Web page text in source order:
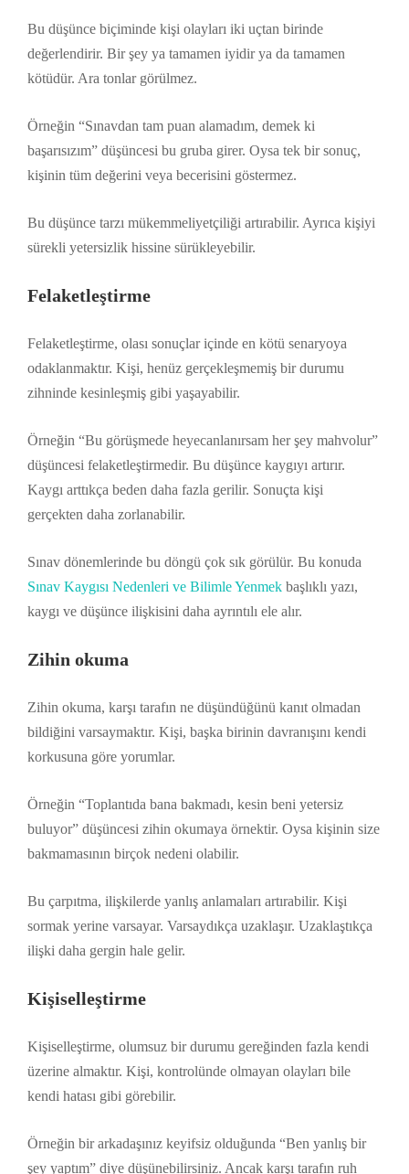
Bu düşünce biçiminde kişi olayları iki uçtan birinde
değerlendirir. Bir şey ya tamamen iyidir ya da tamamen
kötüdür. Ara tonlar görülmez.
Örneğin “Sınavdan tam puan alamadım, demek ki
başarısızım” düşüncesi bu gruba girer. Oysa tek bir sonuç,
kişinin tüm değerini veya becerisini göstermez.
Bu düşünce tarzı mükemmeliyetçiliği artırabilir. Ayrıca kişiyi
sürekli yetersizlik hissine sürükleyebilir.
Felaketleştirme
Felaketleştirme, olası sonuçlar içinde en kötü senaryoya
odaklanmaktır. Kişi, henüz gerçekleşmemiş bir durumu
zihninde kesinleşmiş gibi yaşayabilir.
Örneğin “Bu görüşmede heyecanlanırsam her şey mahvolur”
düşüncesi felaketleştirmedir. Bu düşünce kaygıyı artırır.
Kaygı arttıkça beden daha fazla gerilir. Sonuçta kişi
gerçekten daha zorlanabilir.
Sınav dönemlerinde bu döngü çok sık görülür. Bu konuda
Sınav Kaygısı Nedenleri ve Bilimle Yenmek başlıklı yazı,
kaygı ve düşünce ilişkisini daha ayrıntılı ele alır.
Zihin okuma
Zihin okuma, karşı tarafın ne düşündüğünü kanıt olmadan
bildiğini varsaymaktır. Kişi, başka birinin davranışını kendi
korkusuna göre yorumlar.
Örneğin “Toplantıda bana bakmadı, kesin beni yetersiz
buluyor” düşüncesi zihin okumaya örnektir. Oysa kişinin size
bakmamasının birçok nedeni olabilir.
Bu çarpıtma, ilişkilerde yanlış anlamaları artırabilir. Kişi
sormak yerine varsayar. Varsaydıkça uzaklaşır. Uzaklaştıkça
ilişki daha gergin hale gelir.
Kişiselleştirme
Kişiselleştirme, olumsuz bir durumu gereğinden fazla kendi
üzerine almaktır. Kişi, kontrolünde olmayan olayları bile
kendi hatası gibi görebilir.
Örneğin bir arkadaşınız keyifsiz olduğunda “Ben yanlış bir
şey yaptım” diye düşünebilirsiniz. Ancak karşı tarafın ruh